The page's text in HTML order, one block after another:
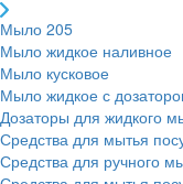
Мыло 205
Мыло жидкое наливное
Мыло кусковое
Мыло жидкое с
Дозаторы для жидкого
Средства для мытья
Средства для ручного